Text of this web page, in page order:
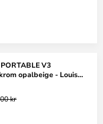
V3
opalbeige - Louis
kr